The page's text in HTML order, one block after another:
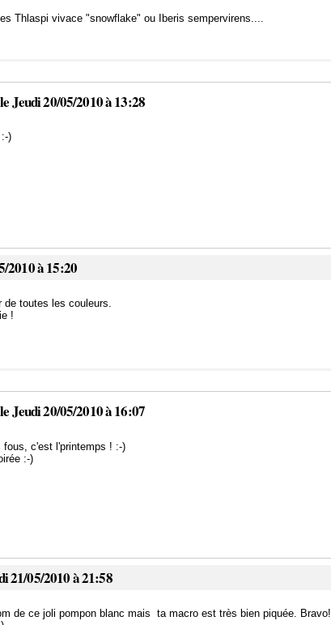
Thlaspi vivace "snowflake" ou Iberis sempervirens....
Jeudi 20/05/2010 à 13:28
)
2010 à 15:20
de toutes les couleurs.
!
Jeudi 20/05/2010 à 16:07
fous, c'est l'printemps ! :-)
:-)
21/05/2010 à 21:58
de ce joli pompon blanc mais ta macro est très bien piquée. Bravo!